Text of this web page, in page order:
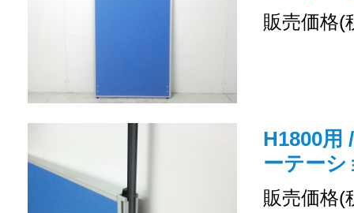
販売価格(
H1800用
ーテー
販売価格(